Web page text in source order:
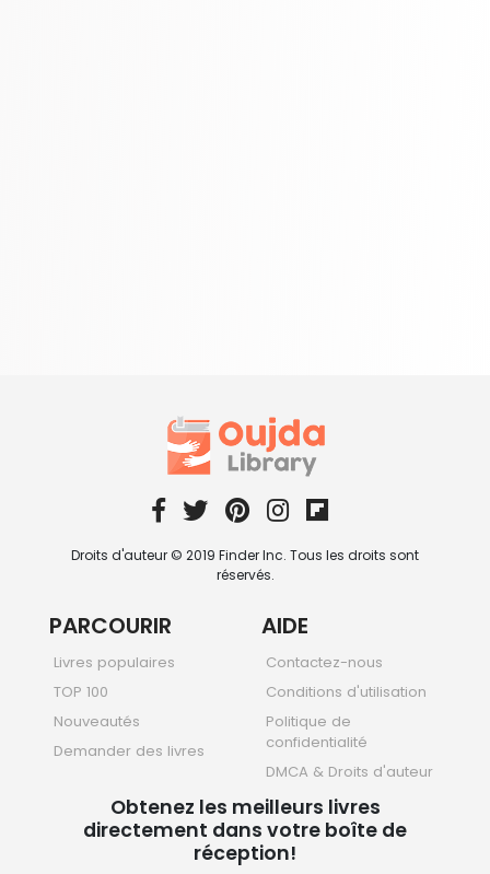
Droits d'auteur © 2019 Finder Inc. Tous les droits sont
réservés.
PARCOURIR
Livres populaires
TOP 100
Nouveautés
Demander des livres
AIDE
Contactez-nous
Conditions d'utilisation
Politique de
confidentialité
DMCA & Droits d'auteur
Obtenez les meilleurs livres
directement dans votre boîte de
réception!